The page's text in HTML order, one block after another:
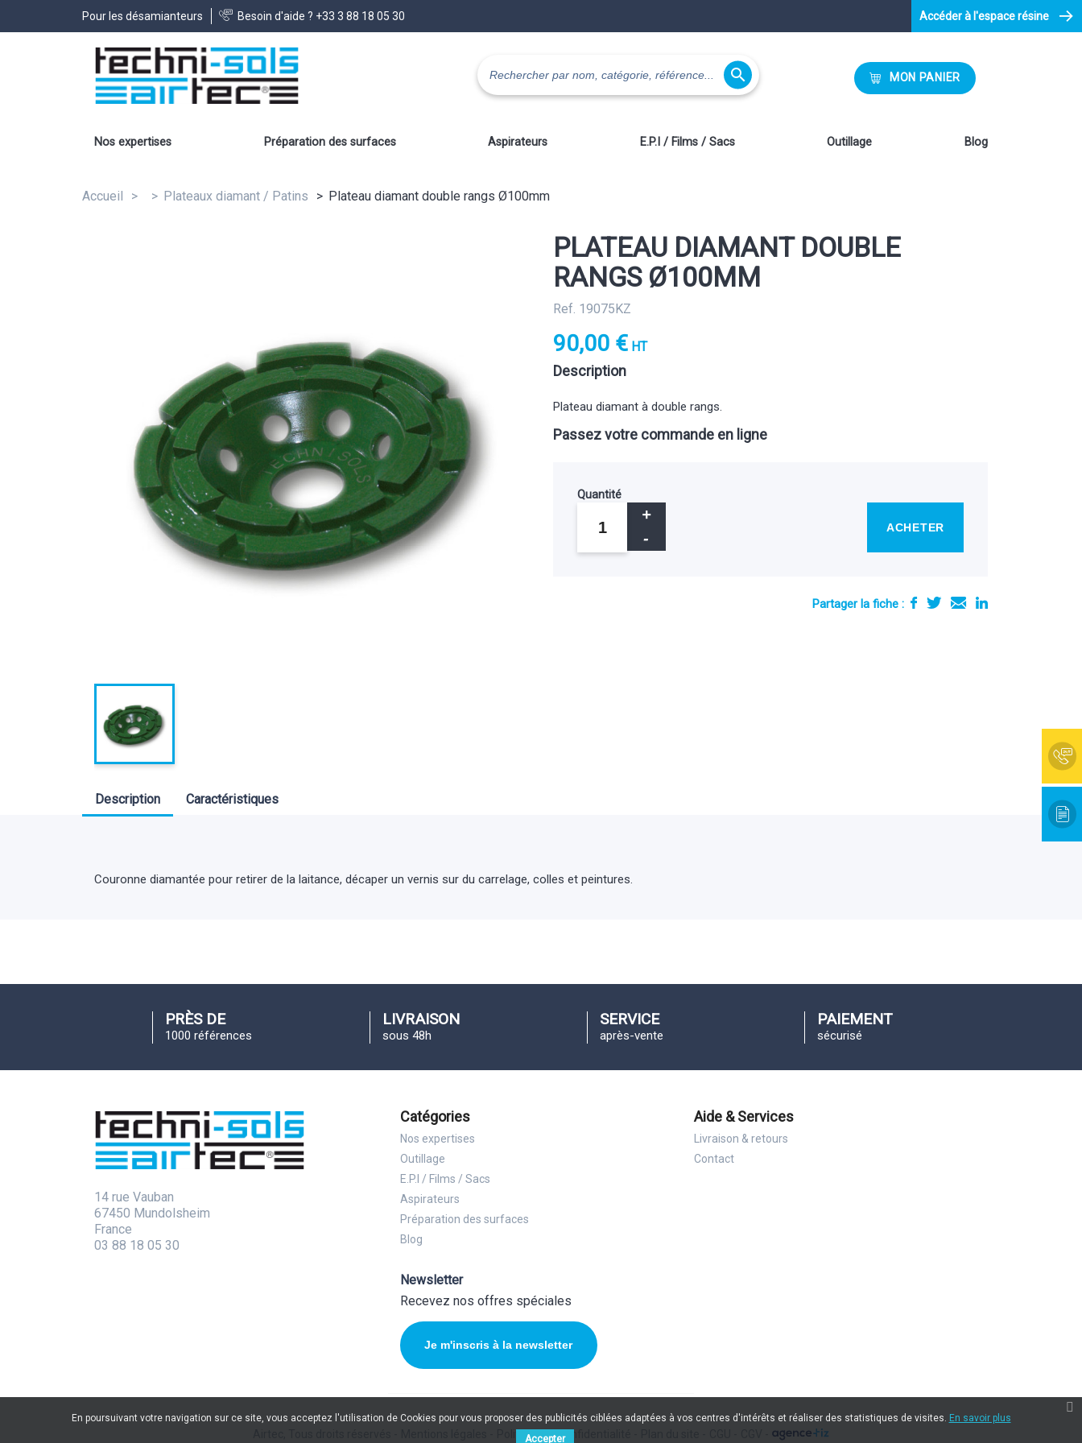
Pour les désamianteurs Besoin d'aide ? +33 3 88 18 05 30 Accéder à l'espace résine
 MON PANIER
Nos expertises Préparation des surfaces Aspirateurs E.P.I / Films / Sacs Outillage Blog
Accueil Plateaux diamant / Patins Plateau diamant double rangs Ø100mm
PLATEAU DIAMANT DOUBLE
RANGS Ø100MM
Ref. 19075KZ
90,00 € HT
Description
Plateau diamant à double rangs.
Passez votre commande en ligne
Quantité
ACHETER
Partager la fiche :
Description Caractéristiques
Couronne diamantée pour retirer de la laitance, décaper un vernis sur du carrelage, colles et peintures.
PRÈS DE
1000 références
LIVRAISON
sous 48h
SERVICE
après-vente
PAIEMENT
sécurisé
14 rue Vauban
67450 Mundolsheim
France
03 88 18 05 30
Catégories
Nos expertises
Outillage
E.P.I / Films / Sacs
Aspirateurs
Préparation des surfaces
Blog
Aide & Services
Livraison & retours
Contact
Newsletter
Recevez nos offres spéciales
Je m'inscris à la newsletter
Politique de confidentialité -
En poursuivant votre navigation sur ce site, vous acceptez l'utilisation de Cookies pour vous proposer des publicités ciblées adaptées à vos centres d'intérêts et réaliser des statistiques de visites. En savoir plus
Accepter